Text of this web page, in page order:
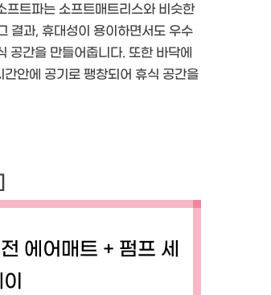
프트파는 소프트매트리스와 비슷한
결과, 휴대성이 용이하면서도 우수
공간을 만들어줍니다. 또한 바닥에
안에 공기로 팽창되어 휴식 공간을
에어매트 + 펌프 세